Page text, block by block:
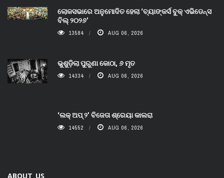
ଲୋକସଭାରେ ଅନୁମୋଦିତ ହେଲା ‘ବ୍ୟାଙ୍କର୍ସ ବୁକ୍ ଏଭିଡେନ୍ସ
ବିଲ୍ ୨୦୨୬’
13584 AUG 06, 2026
ଭୁଶୁଡ଼ିଲା ପୁରୁଣା କୋଠା, ୬ ମୃତ
14334 AUG 06, 2026
‘ଲକ୍ ଅପ୍ ୨’ ବିଜେତା ଶ୍ରେୟା କାଲରା
14552 AUG 06, 2026
ABOUT US